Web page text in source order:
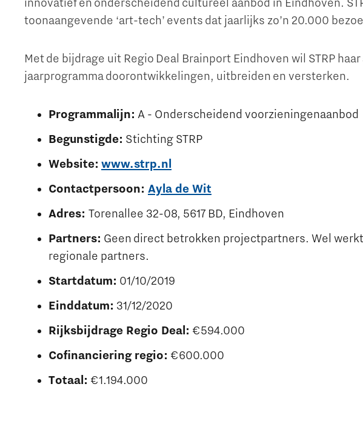
Integrated Photonics Micro
The Gate voor tech startups
Brainport Networking Financials
innovatief en onderscheidend cultureel aanbod in Eindhoven.
toonaangevende ‘art-tech’ events dat jaarlijks zo’n 20.000
Met de bijdrage uit Regio Deal Brainport Eindhoven wil STRP
jaarprogramma doorontwikkelingen, uitbreiden en versterken.
Programmalijn: A - Onderscheidend voorzieningenaanbod
Begunstigde: Stichting STRP
Website: www.strp.nl
Contactpersoon: Ayla de Wit
Adres: Torenallee 32-08, 5617 BD, Eindhoven
Partners: Geen direct betrokken projectpartners. Wel werkt
regionale partners.
Startdatum: 01/10/2019
Einddatum: 31/12/2020
Rijksbijdrage Regio Deal: €594.000
Cofinanciering regio: €600.000
Totaal: €1.194.000